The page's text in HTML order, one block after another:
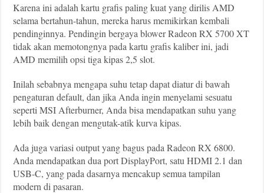
Karena ini adalah kartu grafis paling kuat yang dirilis AMD
selama bertahun-tahun, mereka harus memikirkan kembali
pendinginnya. Pendingin bergaya blower Radeon RX 5700 XT
tidak akan memotongnya pada kartu grafis kaliber ini, jadi
AMD memilih opsi tiga kipas 2,5 slot.
Inilah sebabnya mengapa suhu tetap dapat diatur di bawah
pengaturan default, dan jika Anda ingin menyelami sesuatu
seperti MSI Afterburner, Anda bisa mendapatkan suhu yang
lebih baik dengan mengutak-atik kurva kipas.
Ada juga variasi output yang bagus pada Radeon RX 6800.
Anda mendapatkan dua port DisplayPort, satu HDMI 2.1 dan
USB-C, yang pada dasarnya mencakup semua tampilan
modern di pasaran.